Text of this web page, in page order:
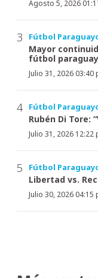
Agosto 5, 2026
Fútbol
Mayor
fútbol
Julio 31, 2026 03:40
Fútbol
Rubén Di Tore:
Julio 31, 2026 12:22
Fútbol
Libertad vs.
Julio 30, 2026 04:15